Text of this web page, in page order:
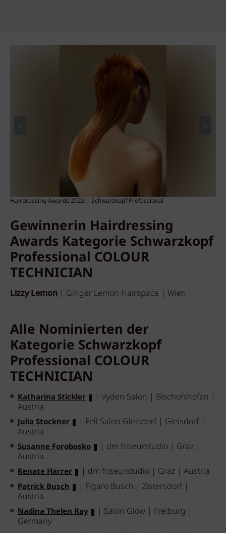
Hairdressing Awards 2022 | Schwarzkopf Professional
Gewinnerin Hairdressing
Awards Kategorie Schwarzkopf
Professional COLOUR
TECHNICIAN
Lizzy Lemon | Ginger Lemon Hairspace | Wien
Alle Nominierten der
Kategorie Schwarzkopf
Professional COLOUR
TECHNICIAN
Katharina Stickler
| Vyden Salon | Bischofshofen |
Austria
Julia Stockner
| Fell Salon Gleisdorf | Gleisdorf |
Austria
Susanne Forobosko
| dm friseurstudio | Graz |
Austria
Renate Harrer | dm friseurstudio | Graz | Austria
Patrick Busch
| Figaro Busch | Zistersdorf |
Austria
Nadina Thelen Ray
| Salon Glow | Freiburg |
Germany